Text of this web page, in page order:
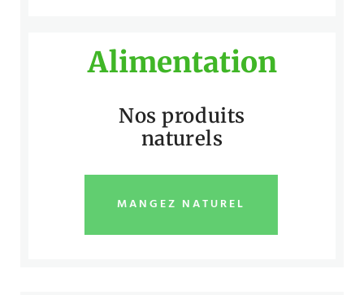
Alimentation
Nos produits
naturels
MANGEZ NATUREL